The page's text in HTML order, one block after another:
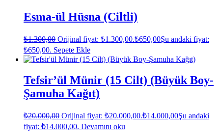
Esma-ül Hüsna (Ciltli)
₺1.300,00 Orijinal fiyat: ₺1.300,00.₺650,00Şu andaki fiyat:
₺650,00. Sepete Ekle
Tefsir’ül Münir (15 Cilt) (Büyük Boy-
Şamuha Kağıt)
₺20.000,00 Orijinal fiyat: ₺20.000,00.₺14.000,00Şu andaki
fiyat: ₺14.000,00. Devamını oku